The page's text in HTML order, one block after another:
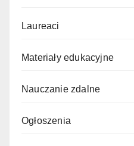
Laureaci
Materiały edukacyjne
Nauczanie zdalne
Ogłoszenia